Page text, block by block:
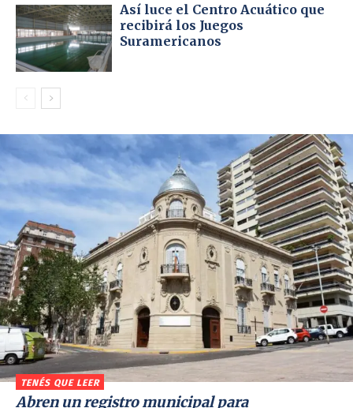
Así luce el Centro Acuático que
recibirá los Juegos
Suramericanos
TENÉS QUE LEER
Abren un registro municipal para